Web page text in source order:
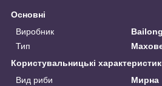
Основні
Виробник
Bailong
Тип
Користувальницькі
Вид риби
Мирна